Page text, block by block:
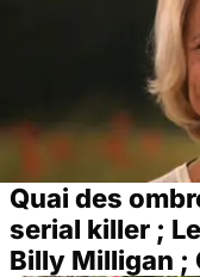
Quai des
serial killer ;
Billy Milligan ;